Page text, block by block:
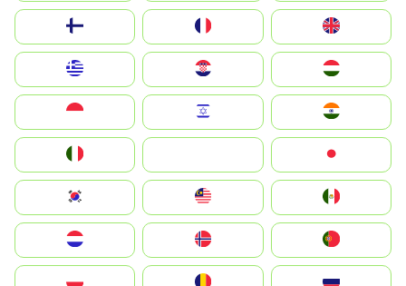
United Kingdom
Magyarország
South Korea